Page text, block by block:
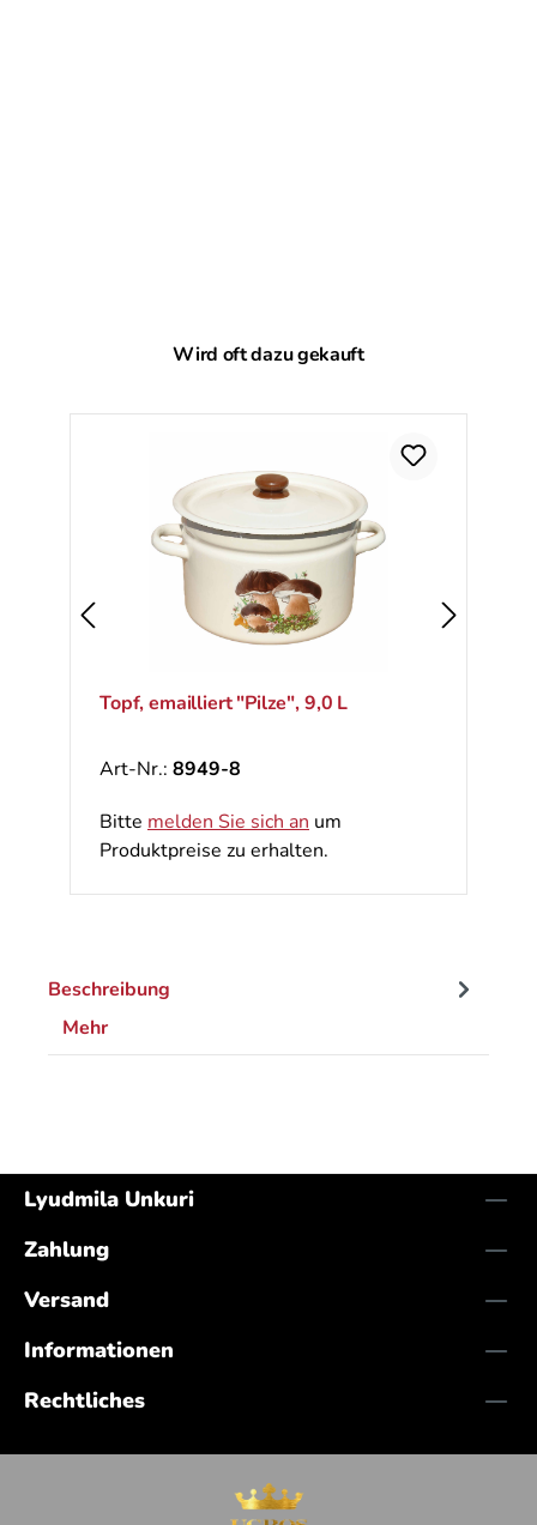
Produktgalerie überspringen
Wird oft dazu gekauft
Topf, emailliert "Pilze", 9,0 L
Art-Nr.: 8949-8
Bitte melden Sie sich an um
Produktpreise zu erhalten.
Beschreibung
Mehr
Lyudmila Unkuri
Zahlung
Versand
Informationen
Rechtliches